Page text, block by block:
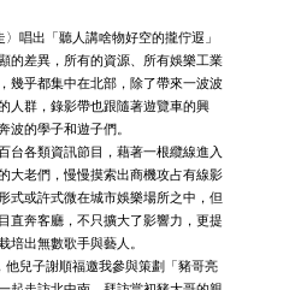
唱出「聽人講啥物好空的攏佇遐」
的差異，所有的資源、所有娛樂工業
幾乎都集中在北部，除了帶來一波波
人群，錄影帶也跟隨著遊覽車的興
波的學子和遊子們。
台各類資訊節目，藉著一根纜線進入
大老們，慢慢摸索出商機攻占有線影
式或許式微在城市娛樂場所之中，但
直奔客廳，不只擴大了影響力，更提
培出無數歌手與藝人。
兒子謝順福邀我參與策劃「豬哥亮